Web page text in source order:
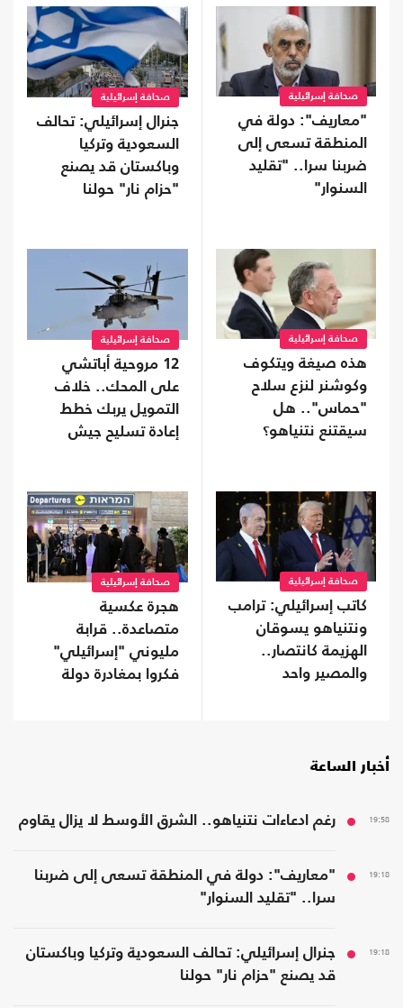
صحافة إسرائيلية
"معاريف": دولة في
المنطقة تسعى إلى
ضربنا سرا.. "تقليد
السنوار"
صحافة إسرائيلية
جنرال إسرائيلي: تحالف
السعودية وتركيا
وباكستان قد يصنع
"حزام نار" حولنا
صحافة إسرائيلية
هذه صيغة ويتكوف
وكوشنر لنزع سلاح
"حماس".. هل
سيقتنع نتنياهو؟
صحافة إسرائيلية
12 مروحية أباتشي
على المحك.. خلاف
التمويل يربك خطط
إعادة تسليح جيش
صحافة إسرائيلية
كاتب إسرائيلي: ترامب
ونتنياهو يسوقان
الهزيمة كانتصار..
والمصير واحد
صحافة إسرائيلية
هجرة عكسية
متصاعدة.. قرابة
مليوني "إسرائيلي"
فكروا بمغادرة دولة
أخبار الساعة
19:58 رغم ادعاءات نتنياهو.. الشرق الأوسط لا يزال يقاوم
19:18
"معاريف": دولة في المنطقة تسعى إلى ضربنا
سرا.. "تقليد السنوار"
19:18
جنرال إسرائيلي: تحالف السعودية وتركيا وباكستان
قد يصنع "حزام نار" حولنا